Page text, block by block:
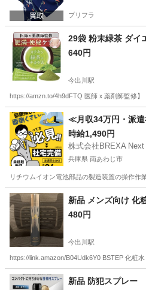
プリフラ
29袋 粉末緑茶 ダイ
640円
今出川駅
https://amzn.to/4h9dFTQ 医師ｘ薬剤師監修
京都 京都市 今出川駅 その他
≪月収34万円・派
時給1,490円
株式会社BREXA Next
兵庫県 南あわじ市
リチウムイオン電池部品の製造装置の操作
兵庫 南あわじ市 その他
新品 メンズ向け 化
480円
今出川駅
https://link.amazon/B04Udk6Y0 BSTEP 化粧
京都 京都市 今出川駅 その他
新品 防犯スプレー